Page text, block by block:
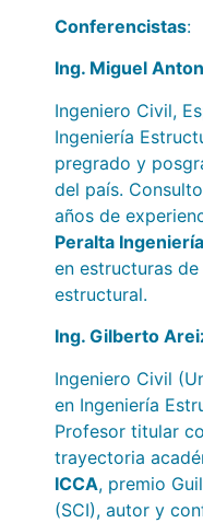
Conferencistas:
Ing. Miguel
Ingeniero Civil,
Ingeniería
pregrado y
del país.
años de
Peralta
en estructuras
estructural.
Ing. Gilberto
Ingeniero Civil
en Ingeniería
Profesor titular
trayectoria
ICCA, premio
(SCI), autor y